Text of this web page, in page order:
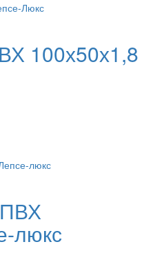
100х50х1,8
люкс